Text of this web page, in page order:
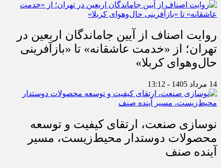
روایت اصناف از آیین جاماندگان اربعین در
تهران؛ از «خدمت عاشقانه» تا «بازآفرینی
حال‌وهوای کربلا»
14 مرداد 1405 - 13:12
نوسازی صنعت، ارتقای کیفیت و توسعه
محصولات دوستدار محیط‌زیست، مسیر
آینده صنف